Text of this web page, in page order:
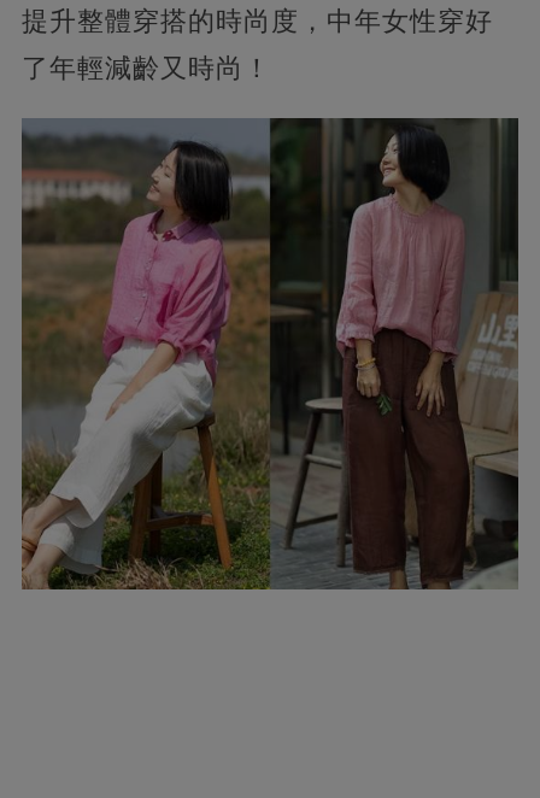
提升整體穿搭的時尚度，中年女性穿好
了年輕減齡又時尚！